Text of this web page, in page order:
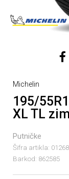
Michelin
195/
XL TL zim
Putničke
Šifra artikla:
Barkod: 862585